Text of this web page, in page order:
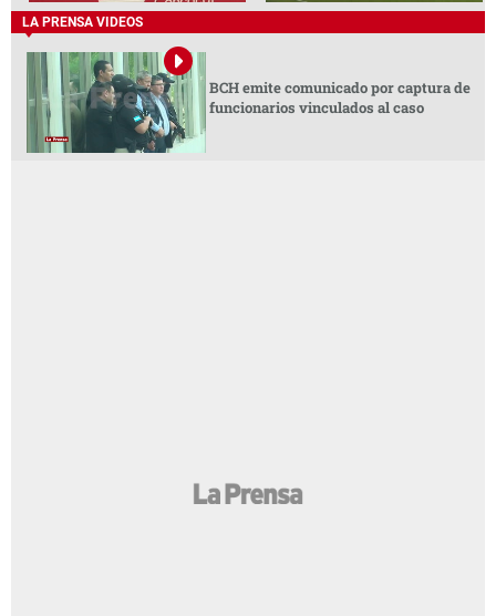
LA PRENSA VIDEOS
BCH emite comunicado por captura de
funcionarios vinculados al caso